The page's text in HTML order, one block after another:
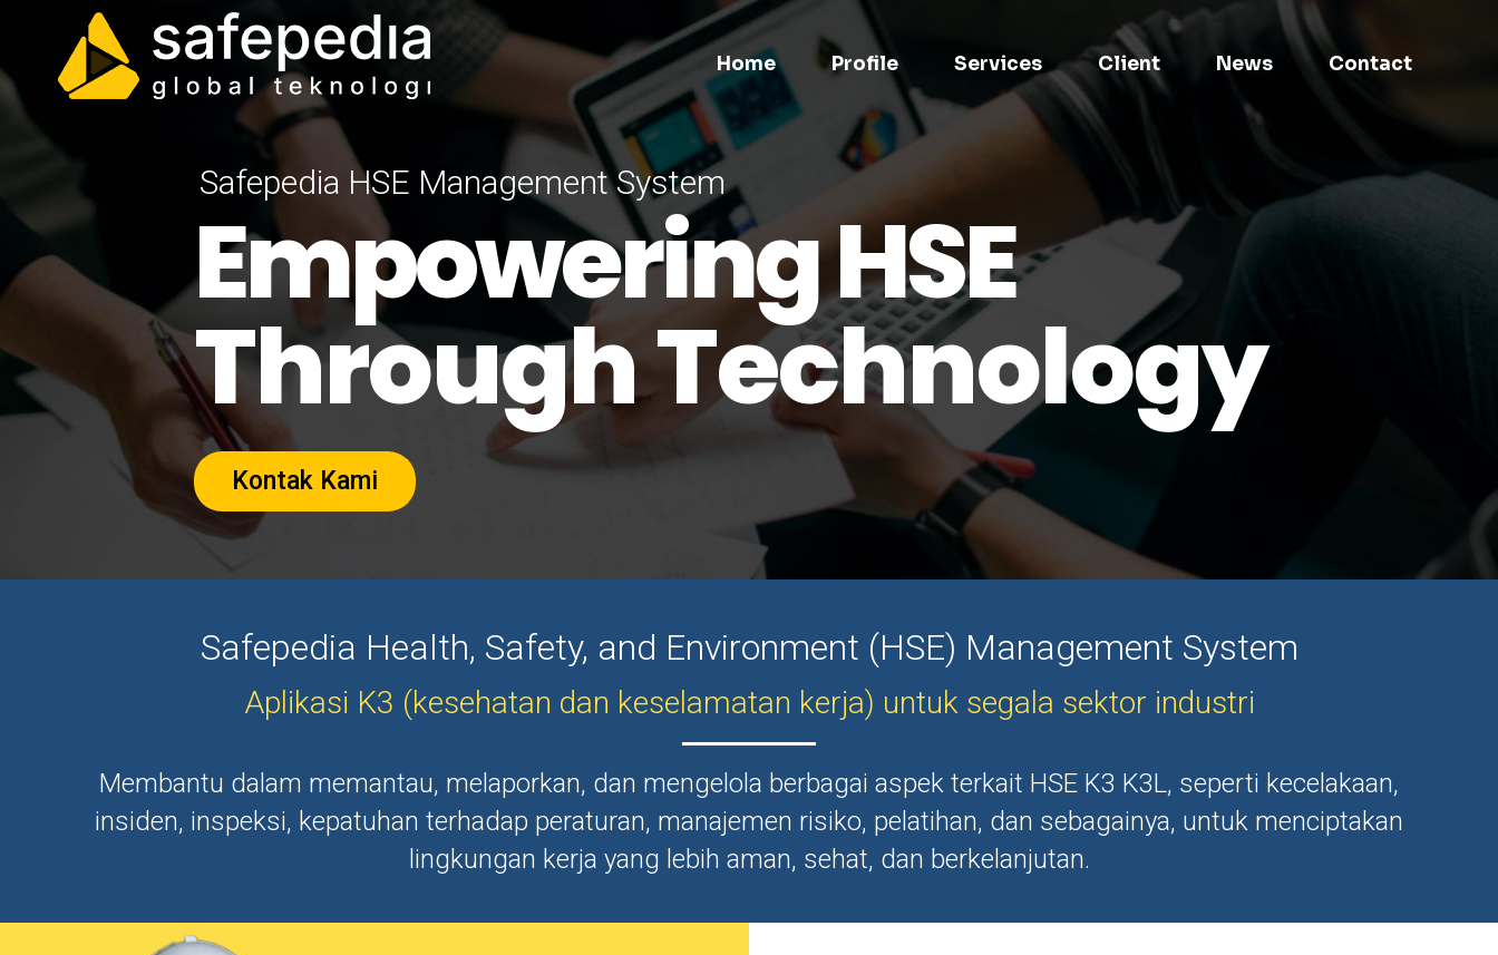
Home Profile Services Client News Contact
Through Technology
Kontak Kami
Safepedia HSE Management System
Empowering HSE
Safepedia Health, Safety, and Environment (HSE) Management System
Aplikasi K3 (kesehatan dan keselamatan kerja) untuk segala sektor industri
Membantu dalam memantau, melaporkan, dan mengelola berbagai aspek terkait HSE K3 K3L, seperti kecelakaan,
insiden, inspeksi, kepatuhan terhadap peraturan, manajemen risiko, pelatihan, dan sebagainya, untuk menciptakan
lingkungan kerja yang lebih aman, sehat, dan berkelanjutan.